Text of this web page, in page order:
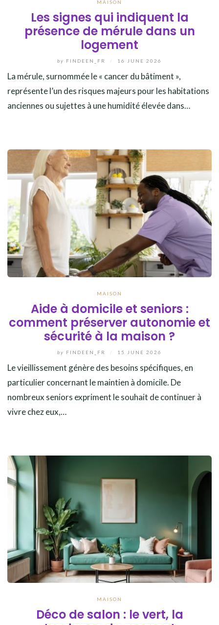
MAISON
Les signes qui indiquent la
présence de mérule dans un
logement
by FINDEEN_FR 16 JUNE 2026
La mérule, surnommée le « cancer du bâtiment »,
représente l’un des risques majeurs pour les habitations
anciennes ou sujettes à une humidité élevée dans…
MAISON
Aide à domicile et seniors :
comment préserver autonomie et
sécurité à la maison ?
by FINDEEN_FR 15 JUNE 2026
Le vieillissement génère des besoins spécifiques, en
particulier concernant le maintien à domicile. De
nombreux seniors expriment le souhait de continuer à
vivre chez eux,…
MAISON
Déco de salon : le vert, la